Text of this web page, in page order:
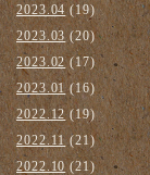
2023.04(19)
2023.03 (20)
2023.02(17)
2023.01(16)
2022.12(19)
2022.11 (21)
2022.10(21)